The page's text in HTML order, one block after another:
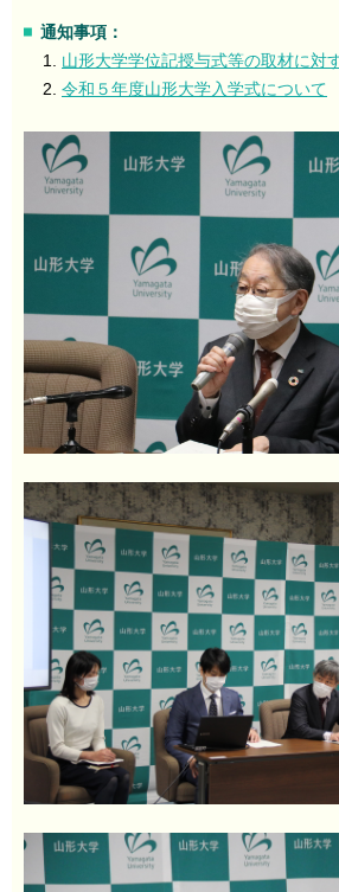
通知事項：
山形大学学位記授与式等の取材に対
令和５年度山形大学入学式について